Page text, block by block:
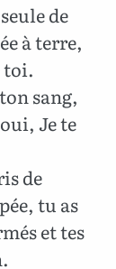
de
à terre,
toi.
sang,
Je te
de
tu as
et tes